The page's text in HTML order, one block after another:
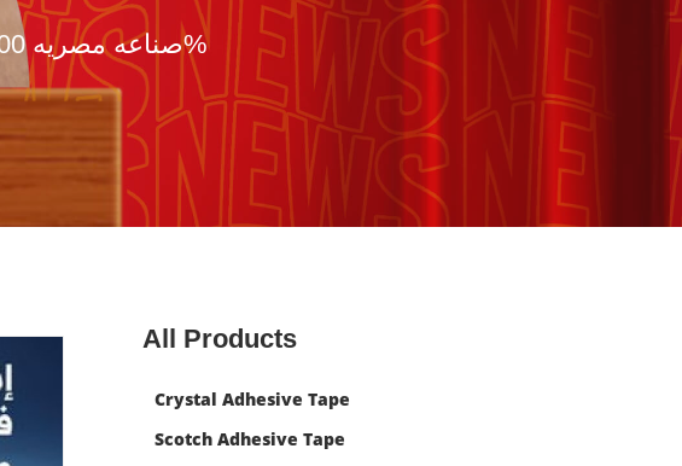
صناعه مصريه 100%
All Products
Crystal Adhesive Tape
Scotch Adhesive Tape